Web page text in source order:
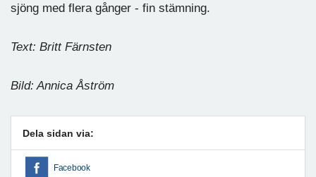
sjöng med flera gånger - fin stämning.
Text: Britt Färnsten
Bild: Annica Åström
Dela sidan via:
Facebook